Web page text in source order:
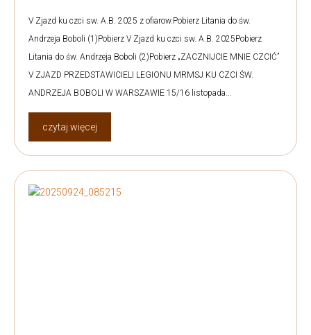
V Zjazd ku czci sw. A.B. 2025 z ofiarow.Pobierz Litania do św.
Andrzeja Boboli (1)Pobierz V Zjazd ku czci sw. A.B. 2025Pobierz
Litania do św. Andrzeja Boboli (2)Pobierz „ZACZNIJCIE MNIE CZCIĆ”
V ZJAZD PRZEDSTAWICIELI LEGIONU MRMSJ KU CZCI ŚW.
ANDRZEJA BOBOLI W WARSZAWIE 15/16 listopada...
czytaj więcej